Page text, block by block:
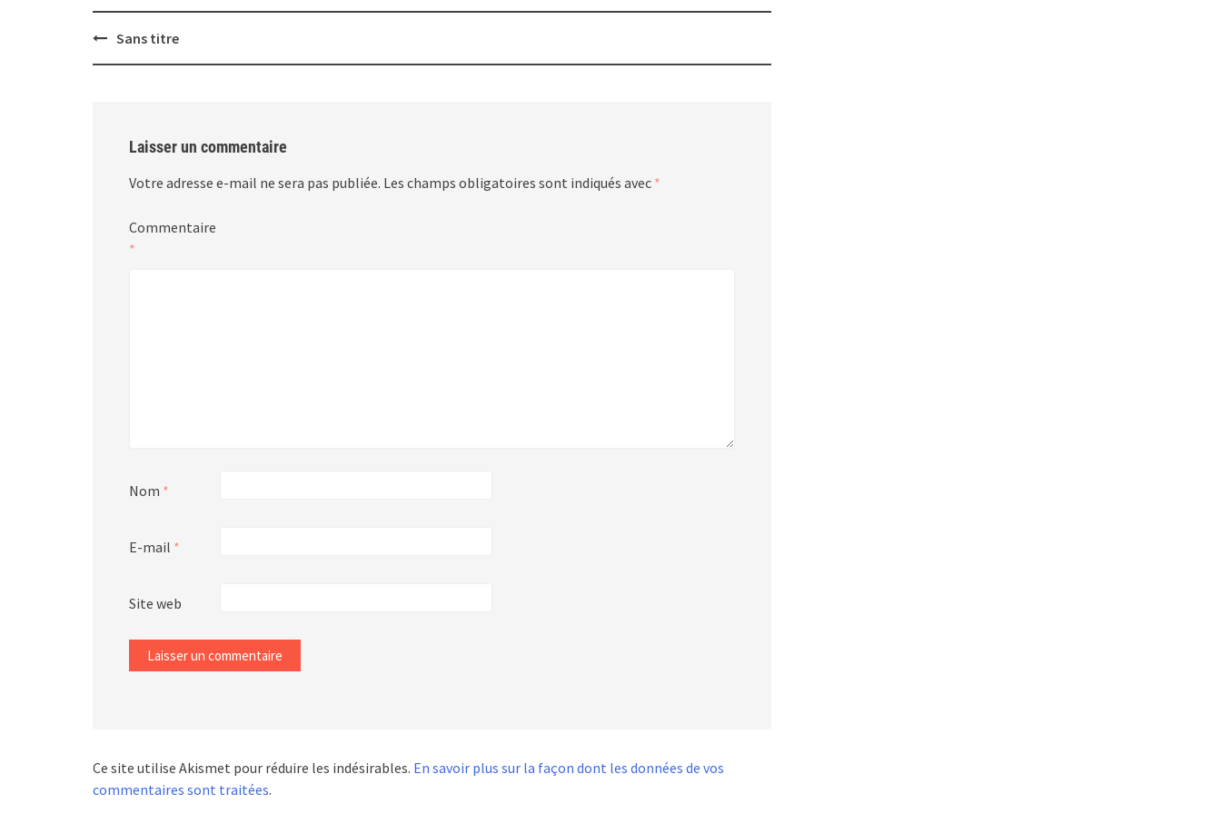
PostSans titre
Laisser un commentaire
Votre adresse e-mail ne sera pas publiée. Les champs obligatoires sont indiqués avec *
Commentaire
*
Nom *
E-mail *
Site web
Ce site utilise Akismet pour réduire les indésirables. En savoir plus sur la façon dont les données de vos
commentaires sont traitées.